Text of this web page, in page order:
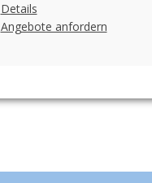
Details
Angebote anfordern